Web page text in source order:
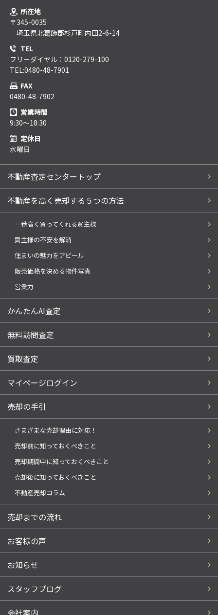
所在地
〒345-0035
埼玉県北葛飾郡杉戸町内田2-6-14
TEL
フリーダイヤル：0120-279-100
TEL:0480-48-7901
FAX
0480-48-7902
営業時間
9:30～18:30
定休日
水曜日
不動産査定センタートップ
不動産を高く売却する５つの方法
一番高く買ってくれる買主様
買主様の不安を解消
住まいの魅力をアピール
販売価格を決める物件写真
営業力
かんたんAI査定
無料訪問査定
買取査定
マイページログイン
売却の手引
さまざまな売却理由に対応！
売却前に知っておくべきこと
売却期間中に知っておくべきこと
売却後に知っておくべきこと
不動産売却コラム
売却までの流れ
お客様の声
お知らせ
スタッフブログ
会社案内